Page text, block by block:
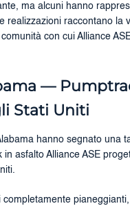
ma alcuni hanno
realizzazioni raccontano la
con cui Alliance
—
Stati Uniti
hanno segnato una
asfalto Alliance ASE
completamente